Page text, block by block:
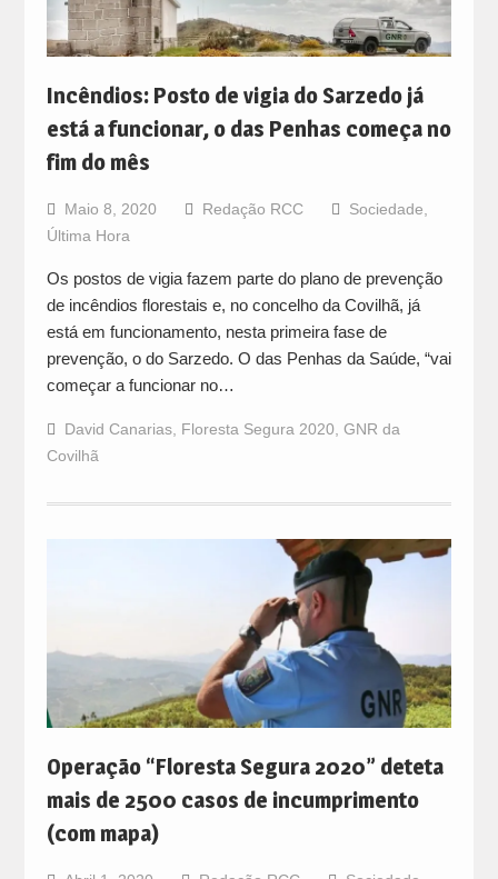
Incêndios: Posto de vigia do Sarzedo já
está a funcionar, o das Penhas começa no
fim do mês
Maio 8, 2020 Redação RCC Sociedade
Última Hora
Os postos de vigia fazem parte do plano de prevenção
de incêndios florestais e, no concelho da Covilhã, já
está em funcionamento, nesta primeira fase de
prevenção, o do Sarzedo. O das Penhas da Saúde, “vai
começar a funcionar no…
David Canarias, Floresta Segura 2020 GNR da
Covilhã
Operação “Floresta Segura 2020” deteta
mais de 2500 casos de incumprimento
(com mapa)